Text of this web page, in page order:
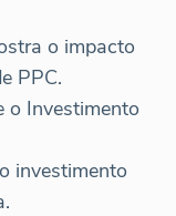
o impacto
PPC.
o Investimento
investimento